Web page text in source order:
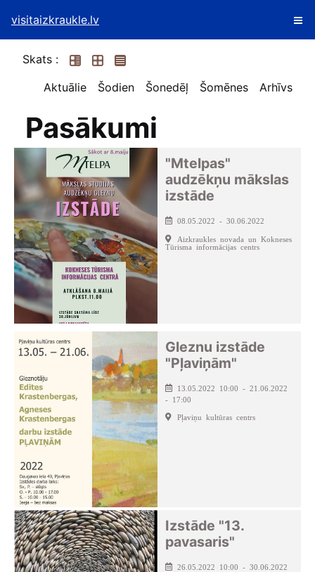
visitaizkraukle.lv
Skats :
Aktuālie
Šodien Šonedēļ Šomēnes Arhīvs
Pasākumi
"Mtelpas"
audzēkņu mākslas
izstāde
08.05.2022 - 30.06.2022
Aizkraukles novada un Kokneses
Tūrisma informācijas centrs
Gleznu izstāde
"Pļaviņām"
13.05.2022 10:00 - 21.06.2022
- 17:00
Pļaviņu kultūras centrs
Izstāde "13.
pavasaris"
26.05.2022 10:00 - 30.06.2022